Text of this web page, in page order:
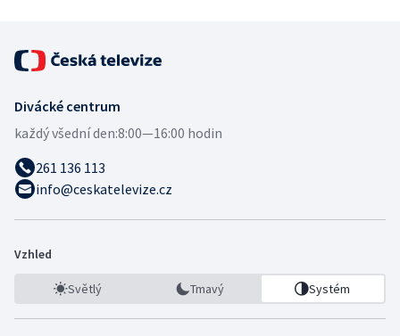
Divácké centrum
každý všední den:8:00—16:00 hodin
261 136 113
info@ceskatelevize.cz
Vzhled
Světlý Tmavý Systém